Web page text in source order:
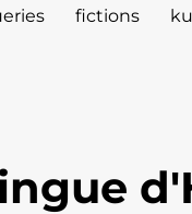
fictions